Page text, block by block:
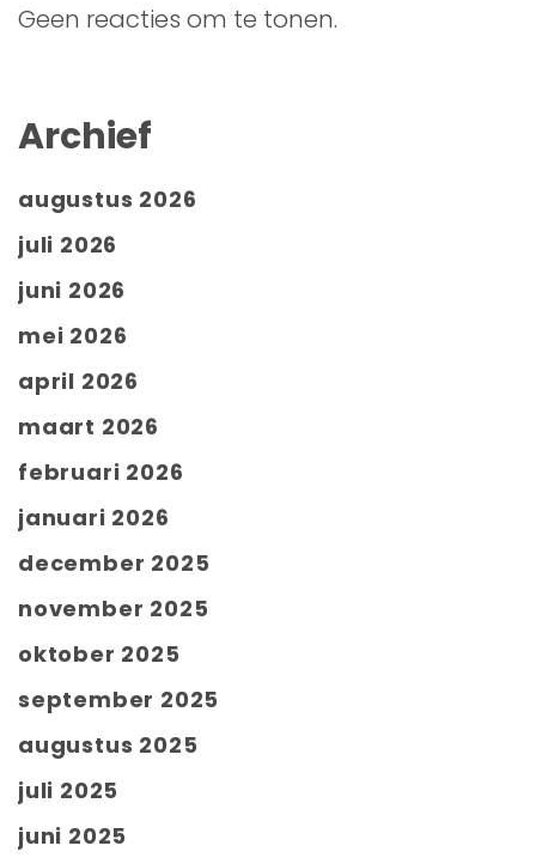
Geen reacties om te tonen.
Archief
augustus 2026
juli 2026
juni 2026
mei 2026
april 2026
maart 2026
februari 2026
januari 2026
december 2025
november 2025
oktober 2025
september 2025
augustus 2025
juli 2025
juni 2025